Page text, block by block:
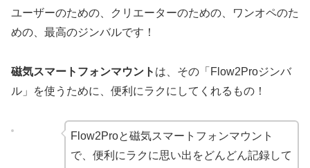
ユーザーのための、クリエーターのための、ワンオペのた
めの、最高のジンバルです！
磁気スマートフォンマウント は、その「Flow2Proジンバ
ル」を使うために、便利にラクにしてくれるもの！
Flow2Proと磁気スマートフォンマウント
で、便利にラクに思い出をどんどん記録して